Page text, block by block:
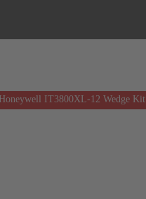
Honeywell IT3800XL-12 Wedge Kit